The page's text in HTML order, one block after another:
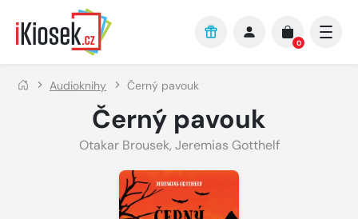
Přejít na hlavní obsah
0
Audioknihy Černý pavouk
Černý pavouk
Otakar Brousek, Jeremias Gotthelf